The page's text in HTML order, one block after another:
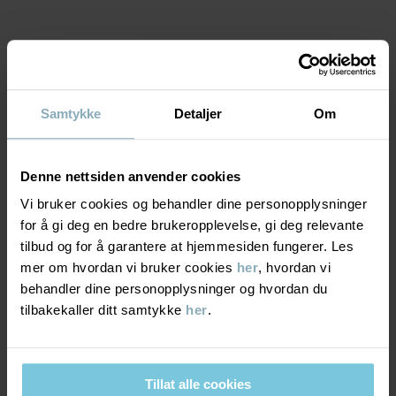
Samtykke Detaljer Om
Denne nettsiden anvender cookies
Vi bruker cookies og behandler dine personopplysninger
for å gi deg en bedre brukeropplevelse, gi deg relevante
tilbud og for å garantere at hjemmesiden fungerer. Les
mer om hvordan vi bruker cookies her, hvordan vi
behandler dine personopplysninger og hvordan du
tilbakekaller ditt samtykke her.
Tillat alle cookies
Varenummer:60603711
Les mer
MATERIALE & PLEIERÅD
Materiale
100% Cotton Organic
Pleieråd
VASK
40 °C maskinvask varm
Må ikke blekes
Må ikke tørketromles
BÆREKRAFT
LEVERING OG RETUR
Levering & retur
Levering
Vi tilbyr fri frakt over 699 kr, og leveringstiden er 1–4 dager. I
kassen vises de tilgjengelige leveringsalternativene på bakgrunn
av postnummeret som ordren skal leveres til.
DU KAN OGSÅ VÆRE INTERESSERT I DETTE